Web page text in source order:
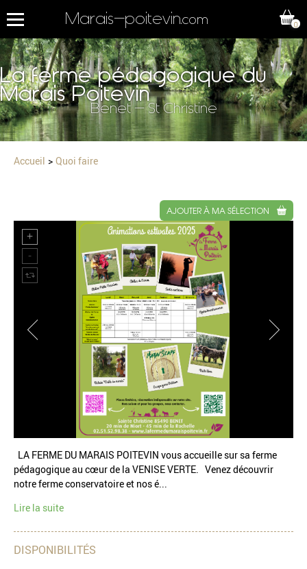
Marais-poitevin.com
La ferme pédagogique du
Marais Poitevin
Benet - St Christine
0
Accueil Quoi faire
AJOUTER À MA SÉLECTION
LA FERME DU MARAIS POITEVIN vous accueille sur sa ferme
pédagogique au cœur de la VENISE VERTE. Venez découvrir
notre ferme conservatoire et nos é...
Lire la suite
DISPONIBILITÉS